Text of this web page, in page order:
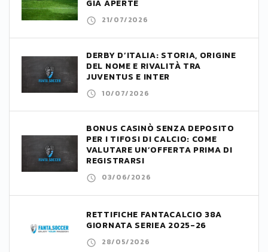
GIÀ APERTE
21/07/2026
DERBY D’ITALIA: STORIA, ORIGINE
DEL NOME E RIVALITÀ TRA
JUVENTUS E INTER
10/07/2026
BONUS CASINÒ SENZA DEPOSITO
PER I TIFOSI DI CALCIO: COME
VALUTARE UN’OFFERTA PRIMA DI
REGISTRARSI
03/06/2026
RETTIFICHE FANTACALCIO 38A
GIORNATA SERIEA 2025-26
28/05/2026